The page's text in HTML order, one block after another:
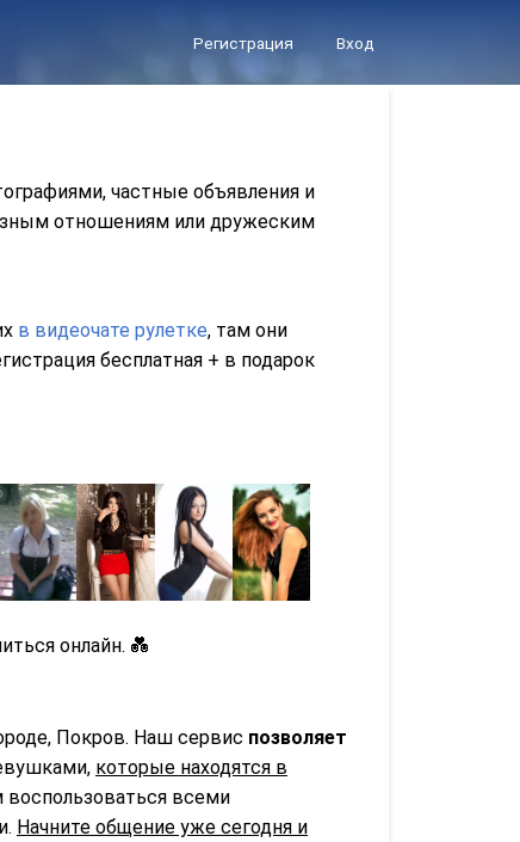
Регистрация Вход
частные объявления и
отношениям или дружеским
в видеочате рулетке, там они
бесплатная + в подарок
онлайн. 💑
Покров. Наш сервис позволяет
которые находятся в
всеми
Начните общение уже сегодня и